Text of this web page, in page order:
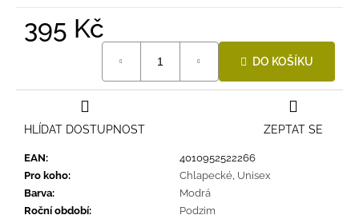
395 Kč
DO KOŠÍKU
EAN:
4010952522266
Pro koho: Chlapecké, Unisex
Barva:
Modrá
Roční období:
Podzim
ZEPTAT SE
HLÍDAT DOSTUPNOST
695
Kč